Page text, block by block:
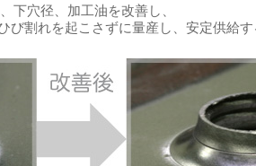
下穴径、加工油を改善し、
び割れを起こさずに量産し、安定供給す